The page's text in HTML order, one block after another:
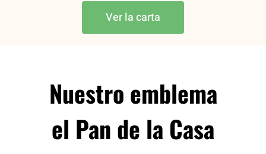
Ver la carta
Nuestro emblema
el Pan de la Casa